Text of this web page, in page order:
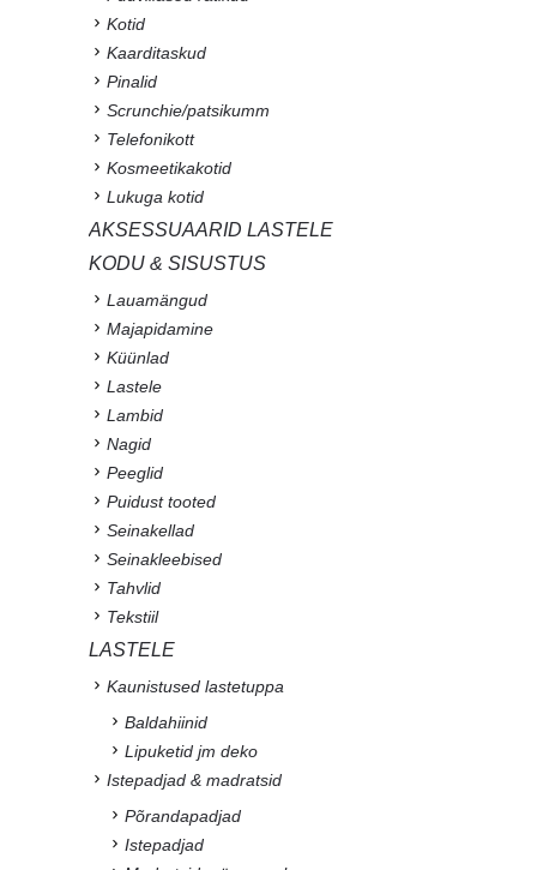
Kotid
Kaarditaskud
Pinalid
Scrunchie/patsikumm
Telefonikott
Kosmeetikakotid
Lukuga kotid
AKSESSUAARID LASTELE
KODU & SISUSTUS
Lauamängud
Majapidamine
Küünlad
Lastele
Lambid
Nagid
Peeglid
Puidust tooted
Seinakellad
Seinakleebised
Tahvlid
Tekstiil
LASTELE
Kaunistused lastetuppa
Baldahiinid
Lipuketid jm deko
Istepadjad & madratsid
Põrandapadjad
Istepadjad